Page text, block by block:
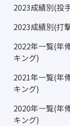
2023成績別(投
2023成績別(打
2022年一覧(年
キング)
2021年一覧(年
キング)
2020年一覧(年
キング)